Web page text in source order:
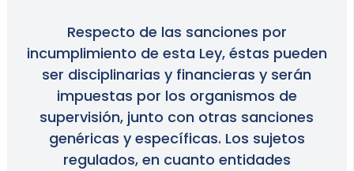
Respecto de las sanciones por
incumplimiento de esta Ley, éstas pueden
ser disciplinarias y financieras y serán
impuestas por los organismos de
supervisión, junto con otras sanciones
genéricas y específicas. Los sujetos
regulados, en cuanto entidades